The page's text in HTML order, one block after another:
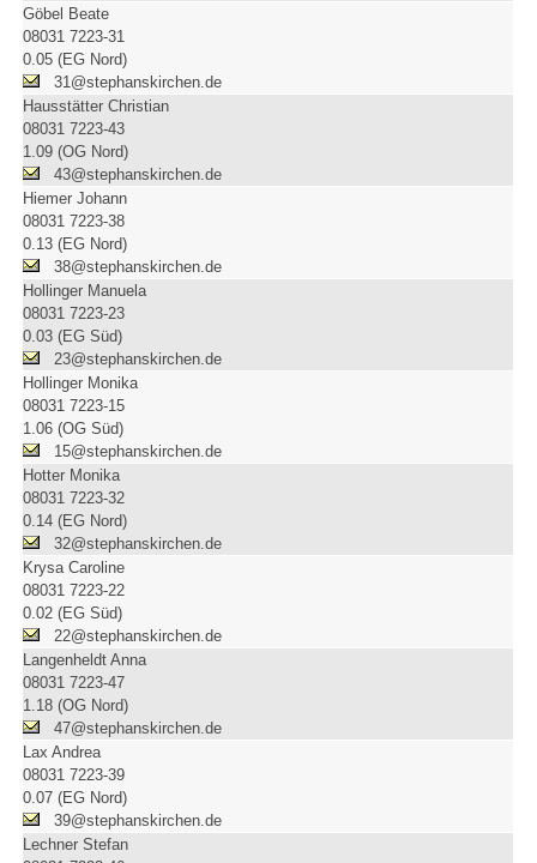
Göbel Beate
08031 7223-31
0.05 (EG Nord)
31@stephanskirchen.de
Hausstätter Christian
08031 7223-43
1.09 (OG Nord)
43@stephanskirchen.de
Hiemer Johann
08031 7223-38
0.13 (EG Nord)
38@stephanskirchen.de
Hollinger Manuela
08031 7223-23
0.03 (EG Süd)
23@stephanskirchen.de
Hollinger Monika
08031 7223-15
1.06 (OG Süd)
15@stephanskirchen.de
Hotter Monika
08031 7223-32
0.14 (EG Nord)
32@stephanskirchen.de
Krysa Caroline
08031 7223-22
0.02 (EG Süd)
22@stephanskirchen.de
Langenheldt Anna
08031 7223-47
1.18 (OG Nord)
47@stephanskirchen.de
Lax Andrea
08031 7223-39
0.07 (EG Nord)
39@stephanskirchen.de
Lechner Stefan